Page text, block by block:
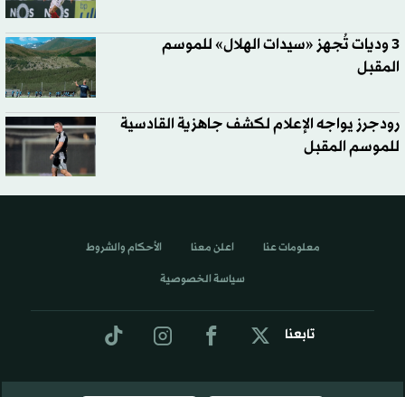
3 وديات تُجهز «سيدات الهلال» للموسم
المقبل
رودجرز يواجه الإعلام لكشف جاهزية القادسية
للموسم المقبل
تابعنا
معلومات عنا اعلن معنا الأحكام والشروط
سياسة الخصوصية